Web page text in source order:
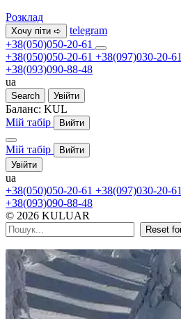
Розклад
Хочу піти ➪
telegram
+38(050)050-20-61
+38(050)050-20-61 +38(097)030-20-61
+38(093)090-88-48
ua
Search Увійти
Баланс: KUL
Мій табір
Вийти
Мій табір
Вийти
Увійти
ua
+38(050)050-20-61 +38(097)030-20-61
+38(093)090-88-48
© 2026 KULUAR
Reset